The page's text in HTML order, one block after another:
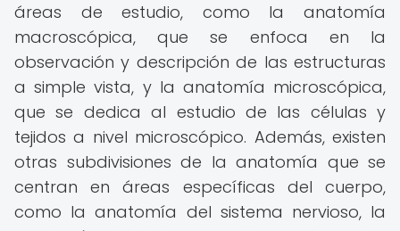
áreas de estudio, como la anatomía
macroscópica, que se enfoca en la
observación y descripción de las estructuras
a simple vista, y la anatomía microscópica,
que se dedica al estudio de las células y
tejidos a nivel microscópico. Además, existen
otras subdivisiones de la anatomía que se
centran en áreas específicas del cuerpo,
como la anatomía del sistema nervioso, la